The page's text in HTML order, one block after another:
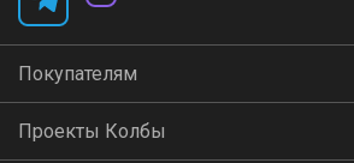
Покупателям
Проекты Колбы